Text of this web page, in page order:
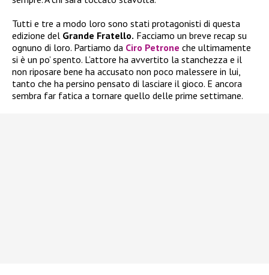
Tutti e tre a modo loro sono stati protagonisti di questa
edizione del Grande Fratello. Facciamo un breve recap su
ognuno di loro. Partiamo da Ciro Petrone che ultimamente
si è un po’ spento. L’attore ha avvertito la stanchezza e il
non riposare bene ha accusato non poco malessere in lui,
tanto che ha persino pensato di lasciare il gioco. E ancora
sembra far fatica a tornare quello delle prime settimane.